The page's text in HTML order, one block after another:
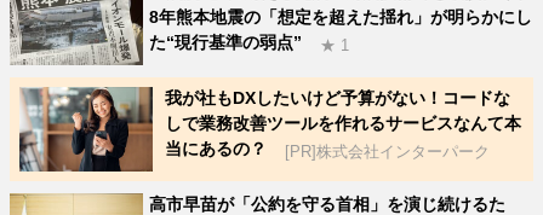
8年熊本地震の「想定を超えた揺れ」が明らかにし
た“現行基準の弱点”
★ 1
我が社もDXしたいけど予算がない！コードな
しで業務改善ツールを作れるサービスなんて本
当にあるの？
[PR]株式会社インターパーク
高市早苗が「公約を守る首相」を演じ続けるた